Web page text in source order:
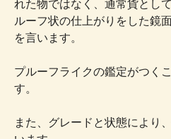
れた物ではなく、通常貨とし
ルーフ状の仕上がりをした鏡
を言います。
プルーフライクの鑑定がつく
す。
また、グレードと状態により